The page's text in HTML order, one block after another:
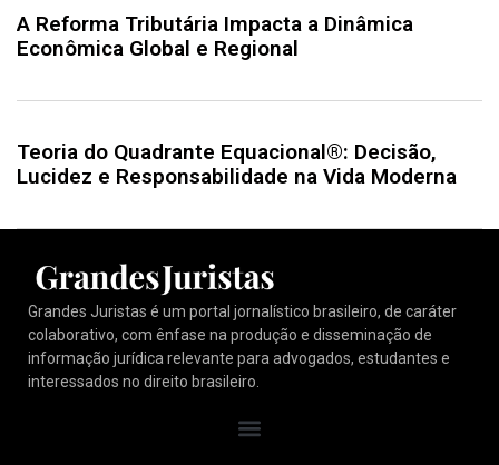
A Reforma Tributária Impacta a Dinâmica
Econômica Global e Regional
Teoria do Quadrante Equacional®: Decisão,
Lucidez e Responsabilidade na Vida Moderna
Grandes Juristas é um portal jornalístico brasileiro, de caráter
colaborativo, com ênfase na produção e disseminação de
informação jurídica relevante para advogados, estudantes e
interessados no direito brasileiro.